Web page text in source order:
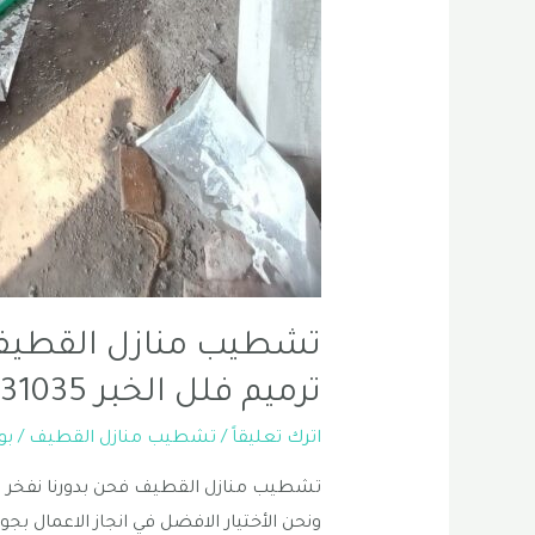
تشطيب منازل
ترميم فلل الخبر 0556331035
اترك تعليقاً / تشطيب منازل القطيف /
تشطيب منازل القطيف فحن بدورنا
ونحن الأختيار الافضل في انجاز